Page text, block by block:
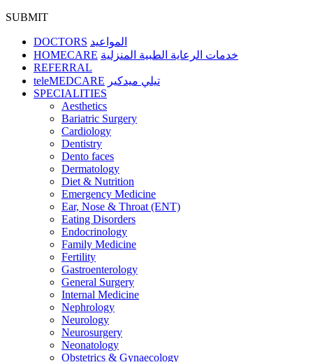
SUBMIT
DOCTORS المواعيد
HOMECARE خدمات الرعاية الطبية المنزلية
REFERRAL
teleMEDCARE تيلي ميدكير
SPECIALITIES
Aesthetics
Bariatric Surgery
Cardiology
Dentistry
Dento faces
Dermatology
Diet & Nutrition
Emergency Medicine
Ear, Nose & Throat (ENT)
Eating Disorders
Endocrinology
Family Medicine
Fertility
Gastroenterology
General Surgery
Internal Medicine
Nephrology
Neurology
Neurosurgery
Neonatology
Obstetrics & Gynaecology